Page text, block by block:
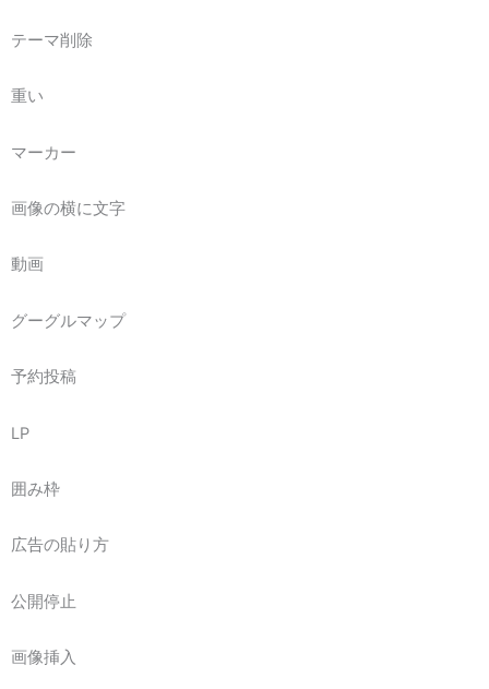
テーマ削除
重い
マーカー
画像の横に文字
動画
グーグルマップ
予約投稿
LP
囲み枠
広告の貼り方
公開停止
画像挿入